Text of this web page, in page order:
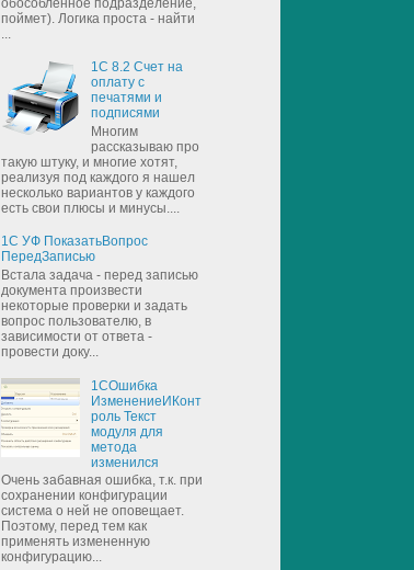
поймет). Логика проста - найти
1С 8.2 Счет на
оплату с
печатями и
подписями
Многим
рассказываю про
такую штуку, и многие хотят,
реализуя под каждого я нашел
несколько вариантов у каждого
есть свои плюсы и минусы....
1С УФ ПоказатьВопрос
ПередЗаписью
Встала задача - перед записью
документа произвести
некоторые проверки и задать
вопрос пользователю, в
зависимости от ответа -
провести доку...
1СОшибка
ИзменениеИКонт
роль Текст
модуля для
метода
изменился
Очень забавная ошибка, т.к. при
сохранении конфигурации
система о ней не оповещает.
Поэтому, перед тем как
применять измененную
конфигурацию...